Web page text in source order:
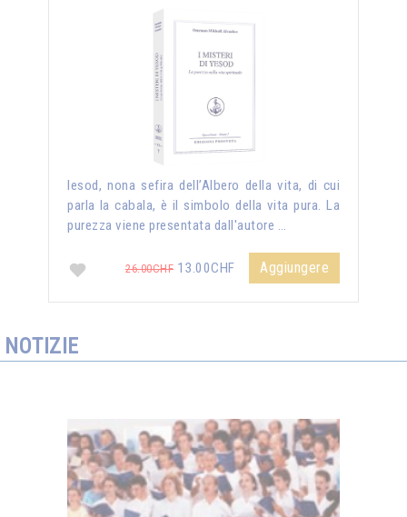
Iesod, nona sefira dell’Albero della vita, di cui
parla la cabala, è il simbolo della vita pura. La
purezza viene presentata dall'autore …
26.00CHF 13.00CHF Aggiungere
NOTIZIE